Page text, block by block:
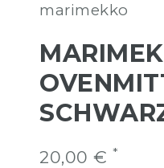
marimekko
20,00 € *